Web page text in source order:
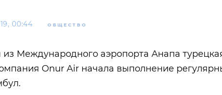
00:44 ОБЩЕСТВО
из Международного аэропорта Анапа
Onur Air начала выполнение